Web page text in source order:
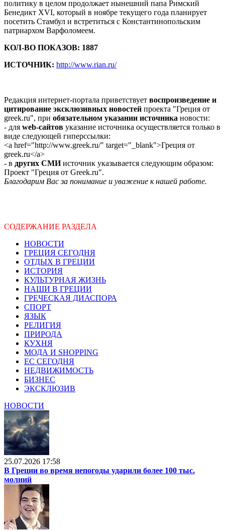
политику в целом продолжает нынешний папа Римский
Бенедикт XVI, который в ноябре текущего года планирует
посетить Стамбул и встретиться с Константинопольским
патриархом Варфоломеем.
КОЛ-ВО ПОКАЗОВ: 1887
ИСТОЧНИК: http://www.rian.ru/
Редакция интернет-портала приветствует воспроизведение и
цитирование эксклюзивных новостей проекта "Греция от
greek.ru", при обязательном указании источника новости:
- для web-сайтов указание источника осуществляется только в
виде следующей гиперссылки:
<a href="http://www.greek.ru/" target="_blank">Греция от
greek.ru</a>
- в других СМИисточник указывается следующим образом:
Проект "Греция от Greek.ru".
Благодарим Вас за понимание и уважение к нашей работе.
СОДЕРЖАНИЕ РАЗДЕЛА
НОВОСТИ
ГРЕЦИЯ СЕГОДНЯ
ОТДЫХ В ГРЕЦИИ
ИСТОРИЯ
КУЛЬТУРНАЯ ЖИЗНЬ
НАШИ В ГРЕЦИИ
ГРЕЧЕСКАЯ ДИАСПОРА
СПОРТ
ЯЗЫК
РЕЛИГИЯ
ПРИРОДА
КУХНЯ
МОДА И SHOPPING
ЕС СЕГОДНЯ
НЕДВИЖИМОСТЬ
БИЗНЕС
ЭКСКЛЮЗИВ
НОВОСТИ
25.07.2026 17:58
В Греции во время непогоды ударили более 100 тыс.
молний